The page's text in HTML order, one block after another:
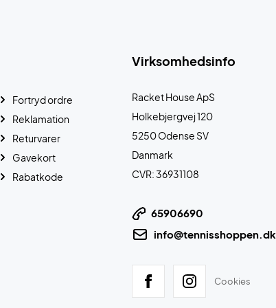
Virksomhedsinfo
Racket House ApS
Holkebjergvej 120
5250 Odense SV
Danmark
CVR: 36931108
65906690
info@tennisshoppen.dk
Cookies
Fortryd ordre
Reklamation
Returvarer
Gavekort
Rabatkode